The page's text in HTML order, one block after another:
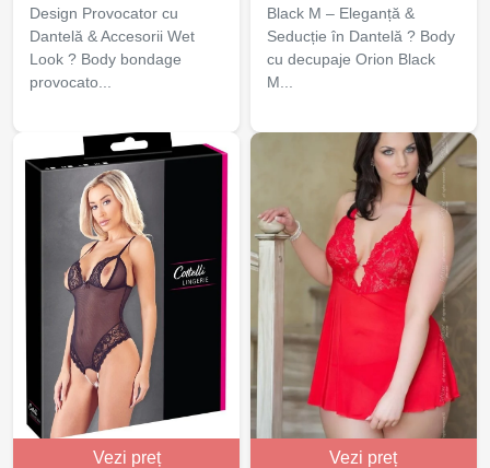
Design Provocator cu
Dantelă & Accesorii Wet
Look ? Body bondage
provocato...
Black M – Eleganță &
Seducție în Dantelă ? Body
cu decupaje Orion Black
M...
Vezi preț Vezi preț